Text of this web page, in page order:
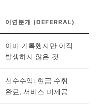
이연분개 (DEFERRAL)
이미 기록했지만 아직
발생하지 않은 것
선수수익: 현금 수취
완료, 서비스 미제공